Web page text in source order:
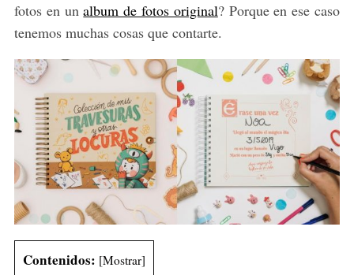
fotos en unalbum de fotos original? Porque en ese caso
tenemos muchas cosas que contarte.
Contenidos: [Mostrar]